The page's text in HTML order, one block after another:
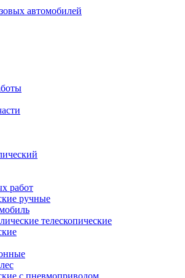
автомобилей
работ
ручные
телескопические
с пневмоприводом